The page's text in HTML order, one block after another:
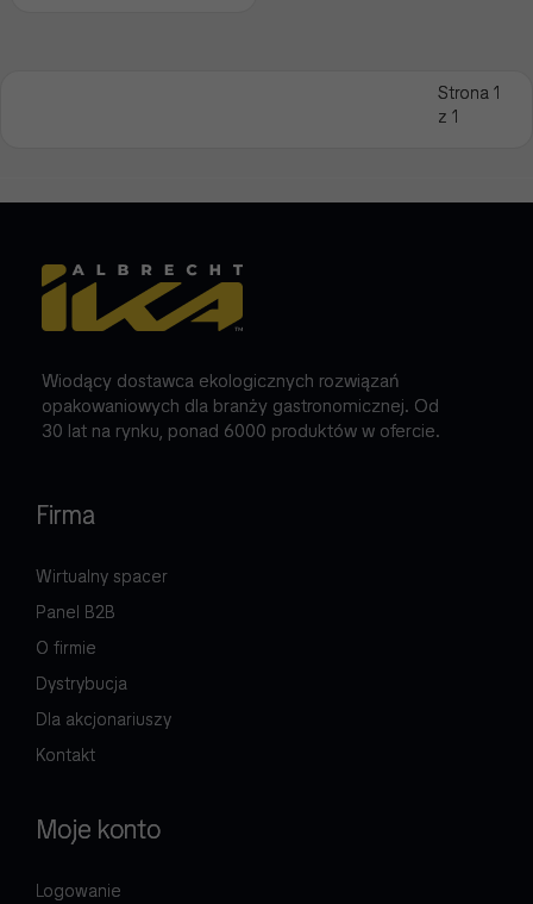
Strona 1
z 1
Wiodący dostawca ekologicznych rozwiązań
opakowaniowych dla branży gastronomicznej. Od
30 lat na rynku, ponad 6000 produktów w ofercie.
Firma
Wirtualny spacer
Panel B2B
O firmie
Dystrybucja
Dla akcjonariuszy
Kontakt
Moje konto
Logowanie